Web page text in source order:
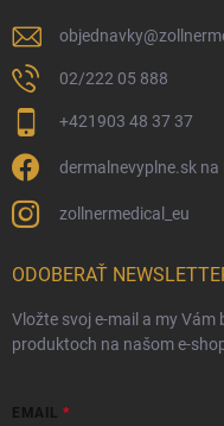
objednavky@
02/222 05 888
+421903 48 37 37
dermalnevyplne.sk na
zollnermedical_eu
ODOBERAŤ
Vložte svoj e-mail a my
produktoch na našom e-
EMAIL